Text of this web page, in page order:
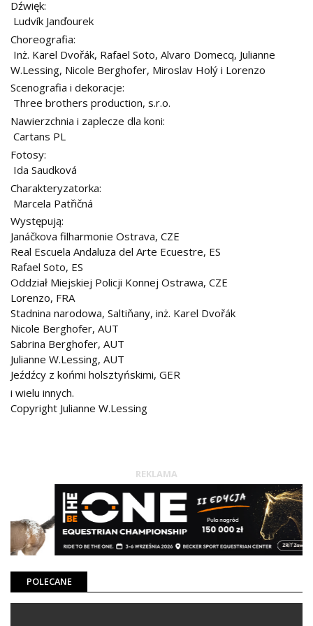
Dźwięk:
Ludvík Janďourek
Choreografia:
Inż. Karel Dvořák, Rafael Soto, Alvaro Domecq, Julianne
W.Lessing, Nicole Berghofer, Miroslav Holý i Lorenzo
Scenografia i dekoracje:
Three brothers production, s.r.o.
Nawierzchnia i zaplecze dla koni:
Cartans PL
Fotosy:
Ida Saudková
Charakteryzatorka:
Marcela Patřičná
Występują:
Janáčkova filharmonie Ostrava, CZE
Real Escuela Andaluza del Arte Ecuestre, ES
Rafael Soto, ES
Oddział Miejskiej Policji Konnej Ostrawa, CZE
Lorenzo, FRA
Stadnina narodowa, Saltiňany, inż. Karel Dvořák
Nicole Berghofer, AUT
Sabrina Berghofer, AUT
Julianne W.Lessing, AUT
Jeźdźcy z końmi holsztyńskimi, GER
i wielu innych.
Copyright Julianne W.Lessing
REKLAMA
POLECANE